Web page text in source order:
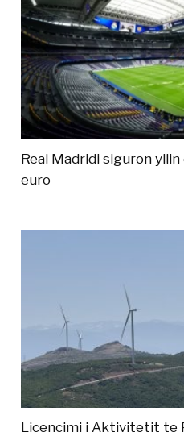
Real Madridi siguron
euro
Licencimi i Aktivitetit te